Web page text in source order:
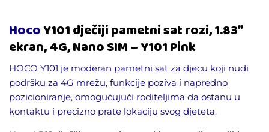
HocoY101 dječiji pametni sat rozi, 1.83″
ekran, 4G, Nano SIM – Y101 Pink
HOCO Y101 je moderan pametni sat za djecu koji nudi
podršku za 4G mrežu, funkcije poziva i napredno
pozicioniranje, omogućujući roditeljima da ostanu u
kontaktu i precizno prate lokaciju svog djeteta.